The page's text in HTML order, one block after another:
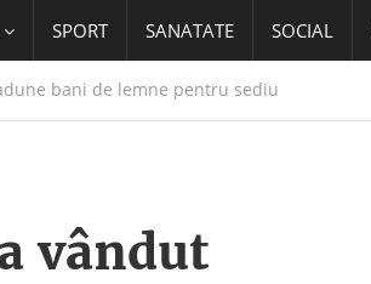
SPORT SANATATE SOCIAL
bani de lemne pentru sediu
vândut